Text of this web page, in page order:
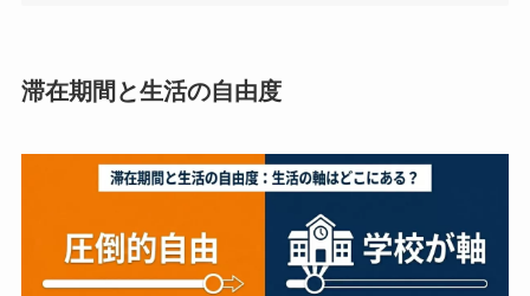
滞在期間と生活の自由度